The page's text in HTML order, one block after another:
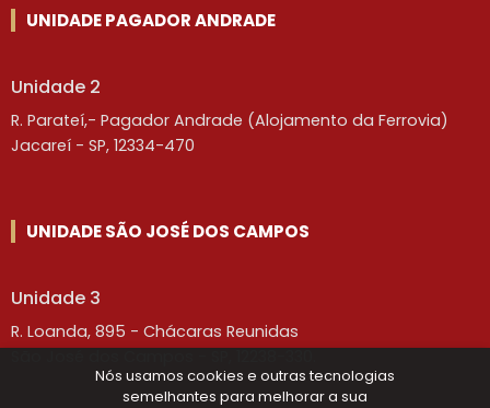
UNIDADE PAGADOR ANDRADE
Unidade 2
R. Parateí,- Pagador Andrade (Alojamento da Ferrovia)
Jacareí - SP, 12334-470
UNIDADE SÃO JOSÉ DOS CAMPOS
Unidade 3
R. Loanda, 895 - Chácaras Reunidas
Nós usamos cookies e outras tecnologias
semelhantes para melhorar a sua